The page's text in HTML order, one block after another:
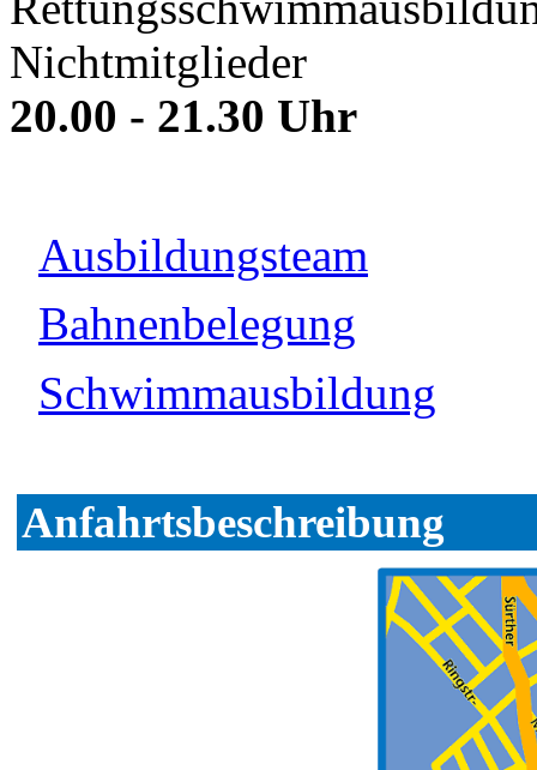
Nichtmitglieder
20.00 - 21.30 Uhr
Ausbildungsteam
Bahnenbelegung
Schwimmausbildung
Anfahrtsbeschreibung